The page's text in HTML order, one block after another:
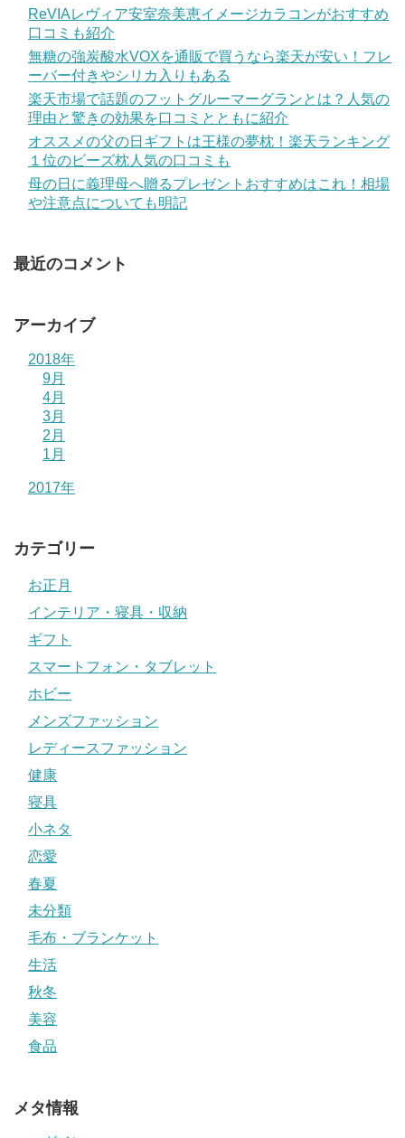
ReVIAレヴィア安室奈美恵イメージカラコンがおすすめ
口コミも紹介
無糖の強炭酸水VOXを通販で買うなら楽天が安い！フレ
ーバー付きやシリカ入りもある
楽天市場で話題のフットグルーマーグランとは？人気の
理由と驚きの効果を口コミとともに紹介
オススメの父の日ギフトは王様の夢枕！楽天ランキング
１位のビーズ枕人気の口コミも
母の日に義理母へ贈るプレゼントおすすめはこれ！相場
や注意点についても明記
最近のコメント
アーカイブ
2018年
9月
4月
3月
2月
1月
2017年
カテゴリー
お正月
インテリア・寝具・収納
ギフト
スマートフォン・タブレット
ホビー
メンズファッション
レディースファッション
健康
寝具
小ネタ
恋愛
春夏
未分類
毛布・ブランケット
生活
秋冬
美容
食品
メタ情報